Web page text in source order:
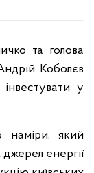
та голова
Коболєв
у
наміри, який
енергії